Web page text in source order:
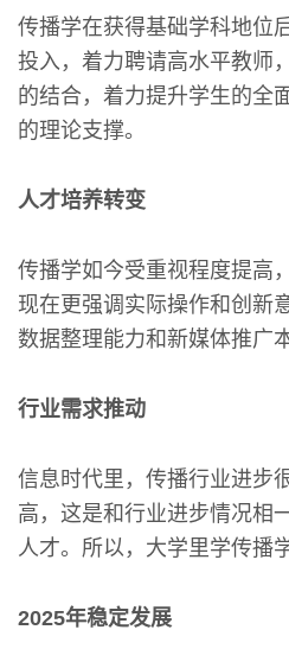
传播学在获得基础学科地位
投入，着力聘请高水平教师
的结合，着力提升学生的全
的理论支撑。
人才培养转变
传播学如今受重视程度提高
现在更强调实际操作和创新
数据整理能力和新媒体推广
行业需求推动
信息时代里，传播行业进步
高，这是和行业进步情况相
人才。所以，大学里学传播
2025年稳定发展